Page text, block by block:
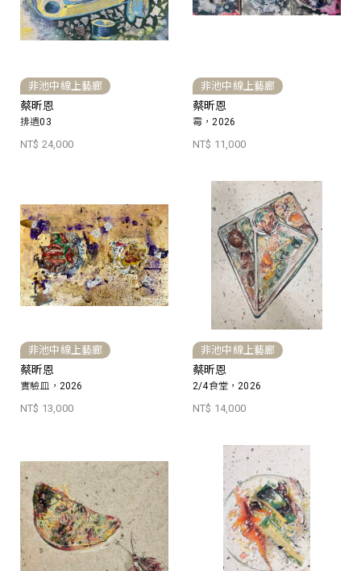
非池中線上藝廊
蔡昕恩
排遺03
NT$ 24,000
非池中線上藝廊
蔡昕恩
霉，2026
NT$ 11,000
非池中線上藝廊
蔡昕恩
實驗皿，2026
NT$ 13,000
非池中線上藝廊
蔡昕恩
2/4食堂，2026
NT$ 14,000